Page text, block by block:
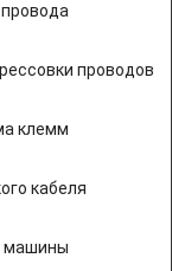
проводов
клемм
кабеля
машины